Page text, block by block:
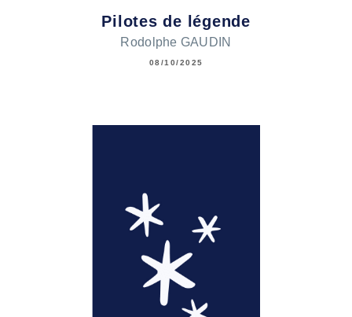
Pilotes de légende
Rodolphe GAUDIN
08/10/2025